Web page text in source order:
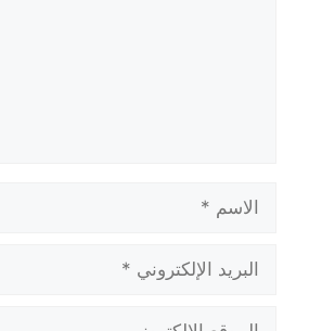
الاسم
البريد
الإلكتروني
الموقع